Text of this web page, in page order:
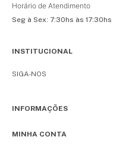
Horário de Atendimento
Seg à Sex: 7:30hs às 17:30hs
INSTITUCIONAL
SIGA-NOS
INFORMAÇÕES
MINHA CONTA